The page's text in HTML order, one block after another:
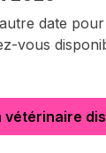
date
vous